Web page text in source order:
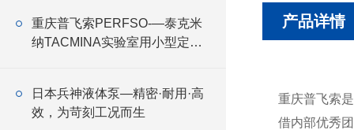
重庆普飞索PERFSO-—泰克米
纳TACMINA实验室用小型定量
日本兵神液体泵—精密·耐用·高
效，为苛刻工况而生
产品详情
重庆普飞索
借内部优秀